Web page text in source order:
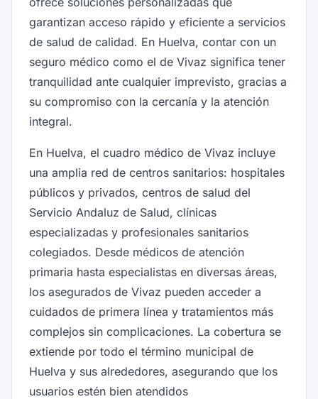
garantizan acceso rápido y eficiente a servicios
de salud de calidad. En Huelva, contar con un
seguro médico como el de Vivaz significa tener
tranquilidad ante cualquier imprevisto, gracias a
su compromiso con la cercanía y la atención
integral.
En Huelva, el cuadro médico de Vivaz incluye
una amplia red de centros sanitarios: hospitales
públicos y privados, centros de salud del
Servicio Andaluz de Salud, clínicas
especializadas y profesionales sanitarios
colegiados. Desde médicos de atención
primaria hasta especialistas en diversas áreas,
los asegurados de Vivaz pueden acceder a
cuidados de primera línea y tratamientos más
complejos sin complicaciones. La cobertura se
extiende por todo el término municipal de
Huelva y sus alrededores, asegurando que los
usuarios estén bien atendidos